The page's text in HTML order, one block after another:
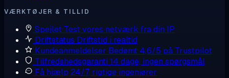
VÆRKTØJER & TILLID
Spejlet Test vores netværk fra din IP
Driftstatus Driftstid i realtid
Kundeanmeldelser Bedømt 4,6/5 på Trustpilot
Tilfredshedsgaranti 14 dage, ingen spørgsmål
Få hjælp 24/7, rigtige ingeniører